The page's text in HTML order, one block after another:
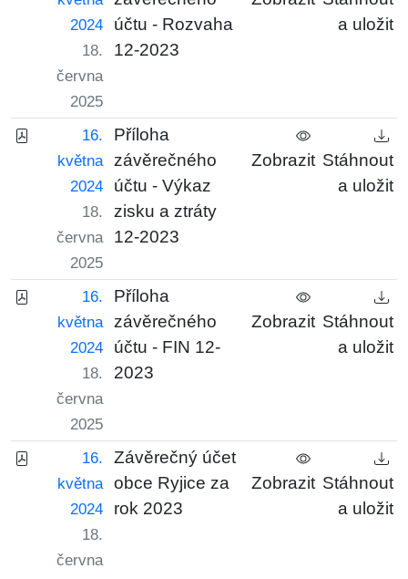
2024
18.
června
2025
účtu - Rozvaha
12-2023
a uložit
16.
května
2024
18.
června
2025
Příloha
závěrečného
účtu - Výkaz
zisku a ztráty
12-2023
Zobrazit Stáhnout
a uložit
16.
května
2024
18.
června
2025
Příloha
závěrečného
účtu - FIN 12-
2023
Zobrazit Stáhnout
a uložit
16.
května
2024
18.
června
Závěrečný účet
obce Ryjice za
rok 2023
Zobrazit Stáhnout
a uložit